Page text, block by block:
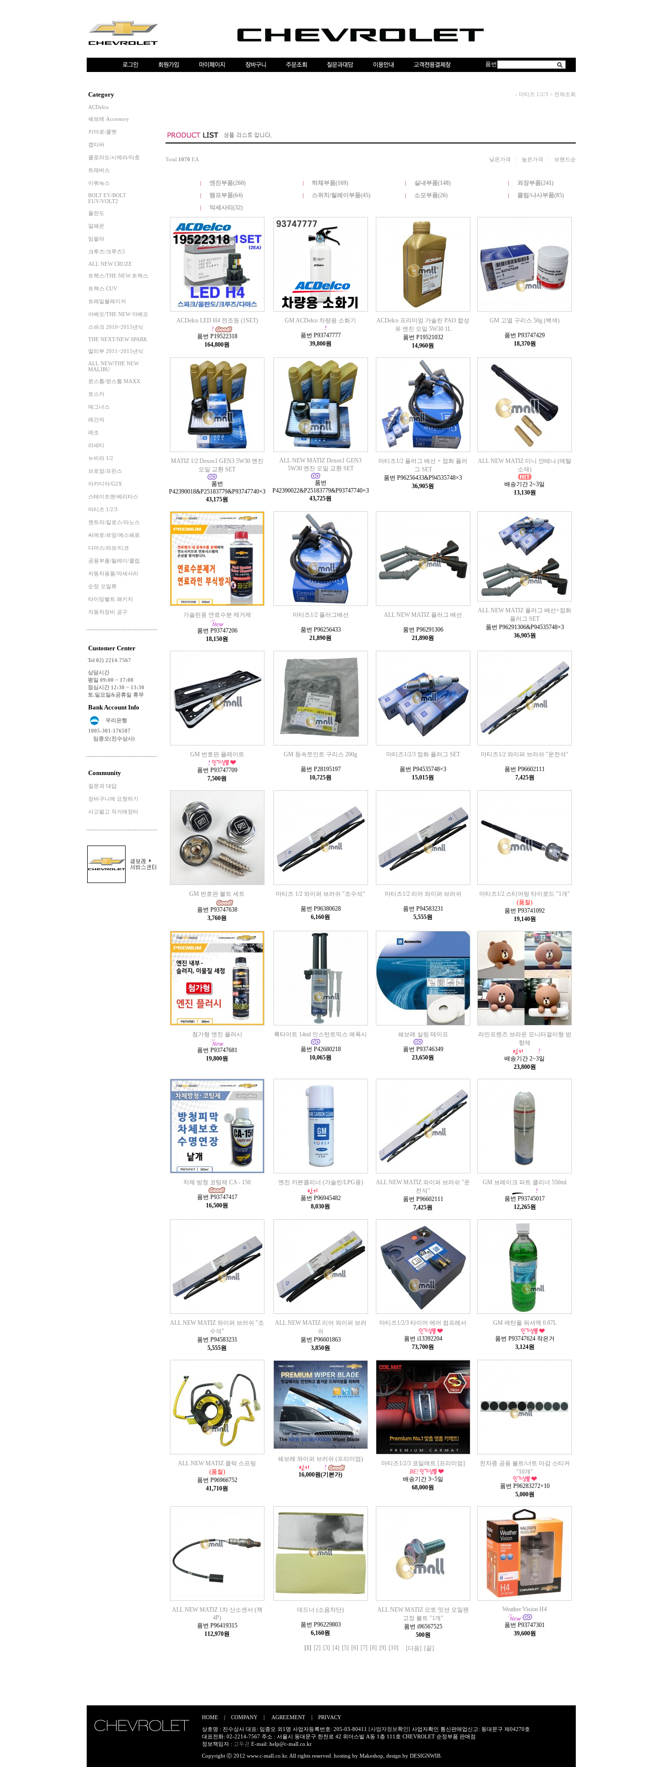
품번
Category
ACDelco
쉐보레 Accessory
카마로/콜벳
캡티바
콜로라도/시에라/타호
트래버스
이쿼녹스
BOLT EV/BOLT
EUV/VOLT2
올란도
알페온
임팔라
크루즈/크루즈5
ALL NEW CRUZE
트랙스/THE NEW 트랙스
트랙스 CUV
트레일블레이저
아베오/THE NEW 아베오
스파크 2010~2015년식
THE NEXT/NEW SPARK
말리부 2011~2015년식
ALL NEW/THE NEW
MALIBU
윈스톰/윈스톰 MAXX
토스카
매그너스
레간자
레조
라세티
누비라 1/2
브로엄/프린스
아카디아/G2X
스테이츠맨/베리타스
마티즈 1/2/3
젠트라/칼로스/라노스
씨에로/르망/에스페로
다마스/라보/티코
공용부품/릴레이/클립
자동차용품/악세사리
순정 오일류
타이밍벨트 패키지
자동차정비 공구
Customer Center
Tel 02) 2214-7567
상담시간
평일 09:00 ~ 17:00
점심시간 12:30 ~ 13:30
토.일요일&공휴일 휴무
Bank Account Info
우리은행
1005-301-176587
임종오(진수상사)
Community
질문과 대답
장바구니에 요청하기
사고팔고 직거래장터
- 마티즈 1/2/3 > 전체조회
Total 1070 EA 낮은가격 높은가격 브랜드순
엔진부품(260) 하체부품(169) 실내부품(148)
외장부품(241)
램프부품(64)
스위치/릴레이부품(45) 소모부품(26)
클립/나사부품(85)
악세사리(32)
ACDelco LED H4 전조등 (1SET)
품번 P19522318
164,800원
GM ACDelco 차량용 소화기
품번 P93747777
39,800원
ACDelco 프리미엄 가솔린 PAO 합성
유 엔진 오일 5W30 1L
품번 P19521032
14,960원
GM 고열 구리스 50g (백색)
품번 P93747429
18,370원
MATIZ 1/2 Dexos1 GEN3 5W30 엔진
오일 교환 SET
품번
P42390018&P25183779&P93747740×3
43,175원
ALL NEW MATIZ Dexos1 GEN3
5W30 엔진 오일 교환 SET
품번
P42390022&P25183779&P93747740×3
43,725원
마티즈1/2 플러그 배선 + 점화 플러
그 SET
품번 P96256433&P94535748×3
36,905원
ALL NEW MATIZ 미니 안테나 (메탈
소재)
배송기간 2~3일
13,130원
가솔린용 연료수분 제거제
품번 P93747206
18,150원
마티즈1/2 플러그배선
품번 P96256433
21,890원
ALL NEW MATIZ 플러그 배선
품번 P96291306
21,890원
ALL NEW MATIZ 플러그 배선+점화
플러그 SET
품번 P96291306&P94535748×3
36,905원
GM 번호판 플레이트
품번 P93747709
7,500원
GM 등속쪼인트 구리스 200g
품번 P28195197
10,725원
마티즈1/2/3 점화 플러그 SET
품번 P94535748×3
15,015원
마티즈1/2 와이퍼 브러쉬 "운전석"
품번 P96602111
7,425원
GM 번호판 볼트 세트
품번 P93747638
3,760원
마티즈 1/2 와이퍼 브러쉬 "조수석"
품번 P96380628
6,160원
마티즈1/2 리어 와이퍼 브러쉬
품번 P94583231
5,555원
마티즈1/2 스티어링 타이로드 "1개"
(품절)
품번 P93741092
19,140원
첨가형 엔진 플러시
품번 P93747681
19,800원
록타이트 14ml 인스턴트믹스 에폭시
품번 P42680218
10,065원
쉐보레 실링 테이프
품번 P93746349
23,650원
라인프렌즈 브라운 모니터걸이형 방
향제
배송기간 2~3일
23,800원
차체 방청 코팅제 CA - 150
품번 P93747417
16,500원
엔진 카본클리너 (가솔린/LPG용)
품번 P96945482
8,030원
ALL NEW MATIZ 와이퍼 브러쉬 "운
전석"
품번 P96602111
7,425원
GM 브레이크 파트 클리너 550ml
품번 P93745017
12,265원
ALL NEW MATIZ 와이퍼 브러쉬 "조
수석"
품번 P94583231
5,555원
ALL NEW MATIZ 리어 와이퍼 브러
쉬
품번 P96601863
3,850원
마티즈1/2/3 타이어 에어 컴프레서
품번 i13392204
73,700원
GM 에탄올 워셔액 0.87L
품번 P93747624 작은거
3,124원
ALL NEW MATIZ 클락 스프링
(품절)
품번 P96966752
41,710원
쉐보레 와이퍼 브러쉬 (프리미엄)
16,000원(기본가)
마티즈1/2/3 코일매트 [프리미엄]
배송기간 3~5일
68,000원
전차종 공용 볼트/너트 마감 스티커
"10개"
품번 P96283272×10
5,000원
ALL NEW MATIZ 1차 산소센서 (잭
4P)
품번 P96419315
112,970원
데드너 (소음차단)
품번 P96229803
6,160원
ALL NEW MATIZ 오토 밋션 오일팬
고정 볼트 "1개"
품번 i96567525
500원
Weather Vision H4
품번 P93747301
39,600원
[1] [2] [3] [4] [5] [6] [7] [8] [9] [10] [다음] [끝]
HOME | COMPANY | AGREEMENT |
PRIVACY
상호명 : 진수상사 대표: 임종오 외1명 사업자등록번호: 205-03-80411 [사업자정보확인] 사업자확인 통신판매업신고: 동대문구 제04270호
대표전화: 02-2214-7567 주소 : 서울시 동대문구 한천로 42 위더스빌 A동 1층 111호 CHEVROLET 순정부품 판매점
정보책임자 : 고두곤 E-mail: help@c-mall.co.kr
Copyright ⓒ 2012 www.c-mall.co.kr. All rights reserved. hosting by Makeshop , design by DESIGNWIB.